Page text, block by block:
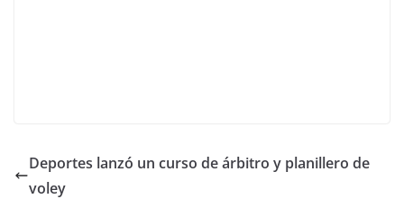
Deportes lanzó un curso de árbitro y planillero de
voley